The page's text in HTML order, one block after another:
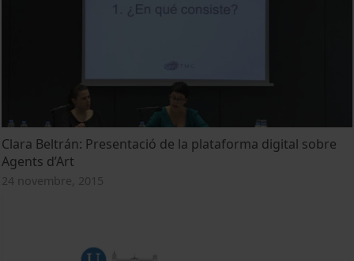
Clara Beltrán: Presentació de la plataforma digital sobre
Agents d’Art
24 novembre, 2015